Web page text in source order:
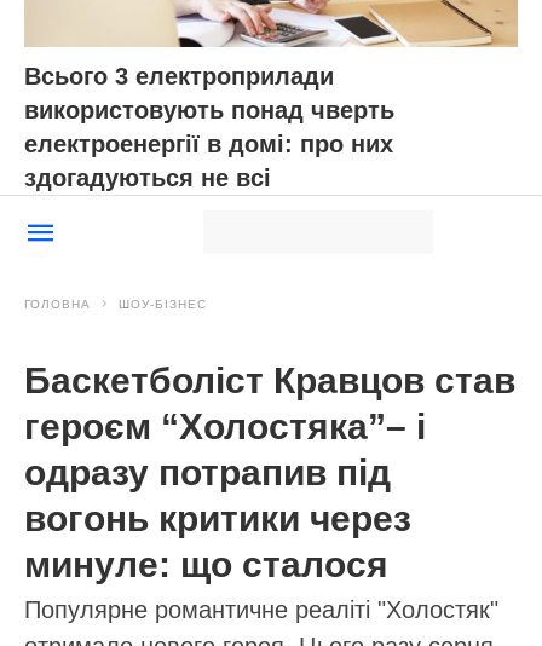
Всього 3 електроприлади
використовують понад чверть
електроенергії в домі: про них
здогадуються не всі